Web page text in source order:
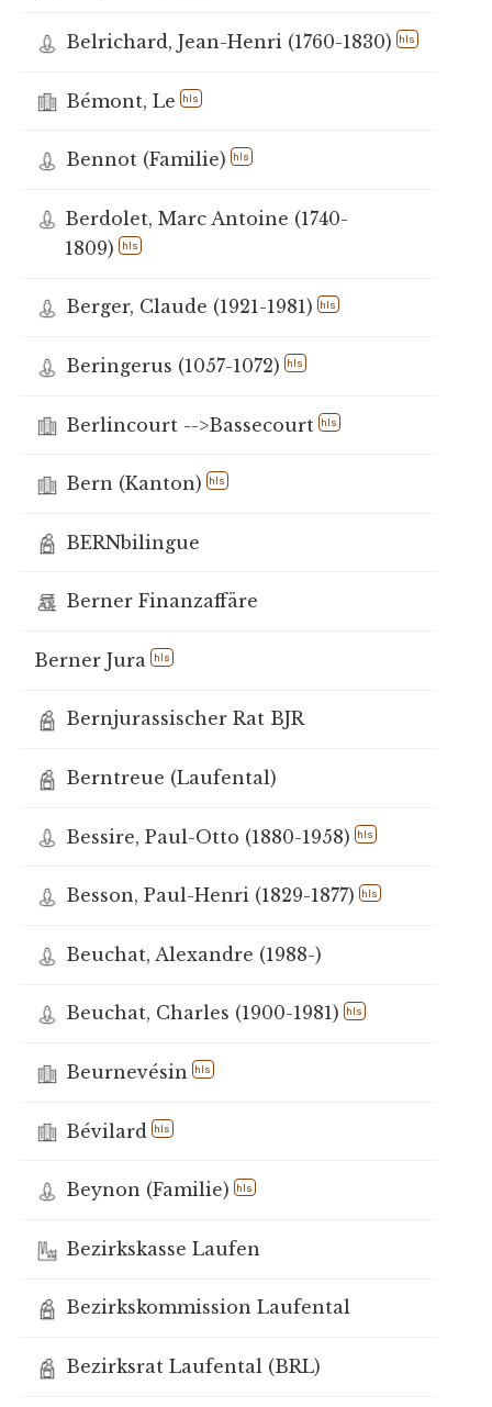
Belrichard, Jean-Henri (1760-1830) hls
Bémont, Le hls
Bennot (Familie) hls
Berdolet, Marc Antoine (1740-
1809)
hls
Berger, Claude (1921-1981) hls
Beringerus (1057-1072) hls
Berlincourt -->Bassecourt hls
Bern (Kanton) hls
BERNbilingue
Berner Finanzaffäre
Berner Jura hls
Bernjurassischer Rat BJR
Berntreue (Laufental)
Bessire, Paul-Otto (1880-1958) hls
Besson, Paul-Henri (1829-1877) hls
Beuchat, Alexandre (1988-)
Beuchat, Charles (1900-1981) hls
Beurnevésin hls
Bévilard hls
Beynon (Familie) hls
Bezirkskasse Laufen
Bezirkskommission Laufental
Bezirksrat Laufental (BRL)